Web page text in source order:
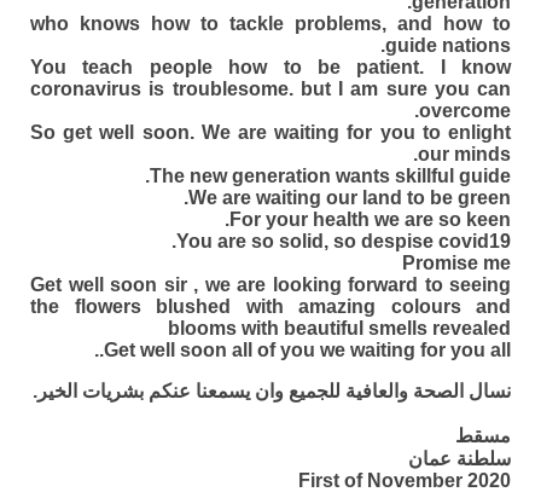
who knows how to tackle problems, and how to
guide nations.
You teach people how to be patient. I know
coronavirus is troublesome. but I am sure you can
overcome.
So get well soon. We are waiting for you to enlight
our minds.
The new generation wants skillful guide.
We are waiting our land to be green.
For your health we are so keen.
You are so solid, so despise covid19.
Promise me
Get well soon sir , we are looking forward to seeing
the flowers blushed with amazing colours and
blooms with beautiful smells revealed
Get well soon all of you we waiting for you all..
نسال الصحة والعافية للجميع وان يسمعنا عنكم بشريات الخير.
مسقط
سلطنة عمان
First of November 2020